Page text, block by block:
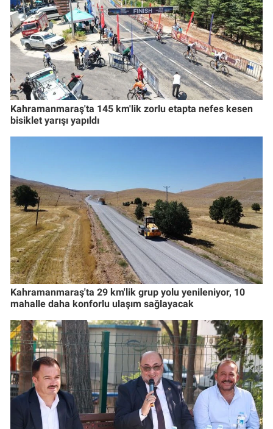
Kahramanmaraş'ta 145 km'lik zorlu etapta nefes kesen
bisiklet yarışı yapıldı
Kahramanmaraş'ta 29 km'lik grup yolu yenileniyor, 10
mahalle daha konforlu ulaşım sağlayacak